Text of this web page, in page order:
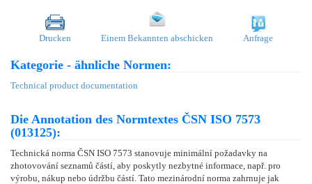
Drucken Einem Bekannten abschicken Anfrage
Kategorie - ähnliche Normen:
Technical product documentation
Die Annotation des Normtextes ČSN ISO 7573
(013125):
Technická norma ČSN ISO 7573 stanovuje minimální požadavky na
zhotovování seznamů částí, aby poskytly nezbytné informace, např. pro
výrobu, nákup nebo údržbu částí. Tato mezinárodní norma zahrnuje jak